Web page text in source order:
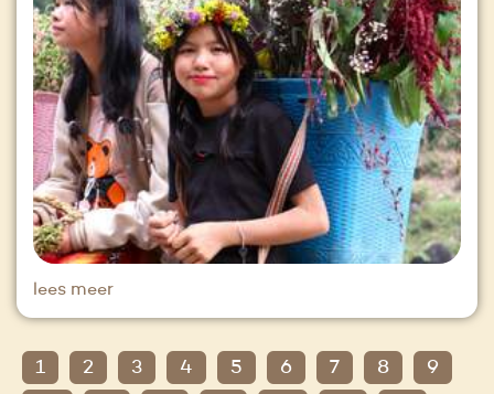
lees meer
1 2 3 4 5 6 7 8
9